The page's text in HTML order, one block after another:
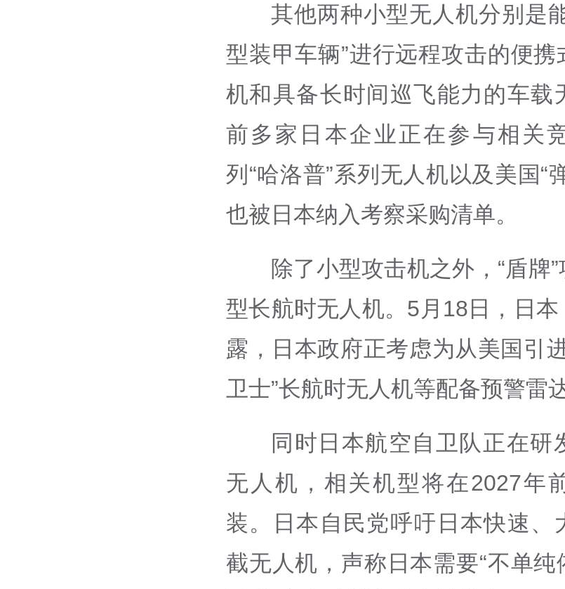
其他两种小型无人机分别是
型装甲车辆”进行远程攻击的便
机和具备长时间巡飞能力的车载
前多家日本企业正在参与相关
列“哈洛普”系列无人机以及美国“
也被日本纳入考察采购清单。
除了小型攻击机之外，“盾牌
型长航时无人机。5月18日，日
露，日本政府正考虑为从美国引
卫士”长航时无人机等配备预警雷
同时日本航空自卫队正在研
无人机，相关机型将在2027年
装。日本自民党呼吁日本快速、
截无人机，声称日本需要“不单